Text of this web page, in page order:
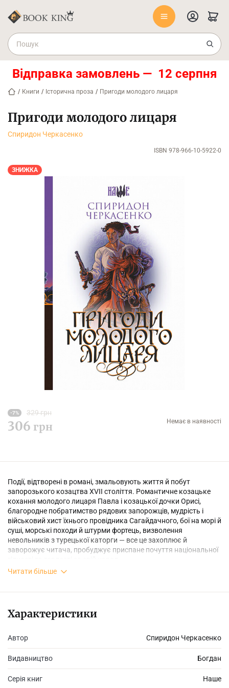
Відправка замовлень — 12 серпня
/ Книги / Історична проза / Пригоди молодого лицаря
Пригоди молодого лицаря
Спиридон Черкасенко
ISBN 978-966-10-5922-0
ЗНИЖКА
-7% 329 грн
306 грн Немає в наявності
Події, відтворені в романі, змальовують життя й побут
запорозького козацтва ХVІІ століття. Романтичне козацьке
кохання молодого лицаря Павла і козацької дочки Орисі,
благородне побратимство рядових запорожців, мудрість і
військовий хист їхнього провідника Сагайдачного, бої на морі й
суші, морські походи й штурми фортець, визволення
невольників з турецької каторги — все це захоплює й
заворожує читача, пробуджує приспане почуття національної
Черкасенка в радянські часи викреслили з літературного
процесу й заборонили на території України від початку 1920-х
проголошення незалежності України.
Роман був написаний у 1934 році в Горних Черношицях, перше
Читати більше
Характеристики
Автор Спиридон Черкасенко
Видавництво Богдан
Серія книг Наше